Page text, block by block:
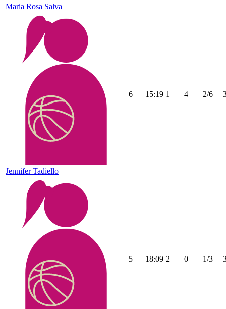
Maria Rosa Salva
Jennifer Tadiello
6 15:19 1 4 2/6
5 18:09 2 0 1/3